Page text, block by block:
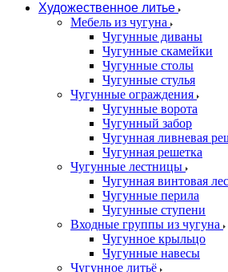
Художественное литье
Мебель из чугуна
Чугунные диваны
Чугунные скамейки
Чугунные столы
Чугунные стулья
Чугунные ограждения
Чугунные ворота
Чугунный забор
Чугунная ливневая
Чугунная решетка
Чугунные лестницы
Чугунная винтовая
Чугунные перила
Чугунные ступени
Входные группы из чугуна
Чугунное крыльцо
Чугунные навесы
Чугунное литьё